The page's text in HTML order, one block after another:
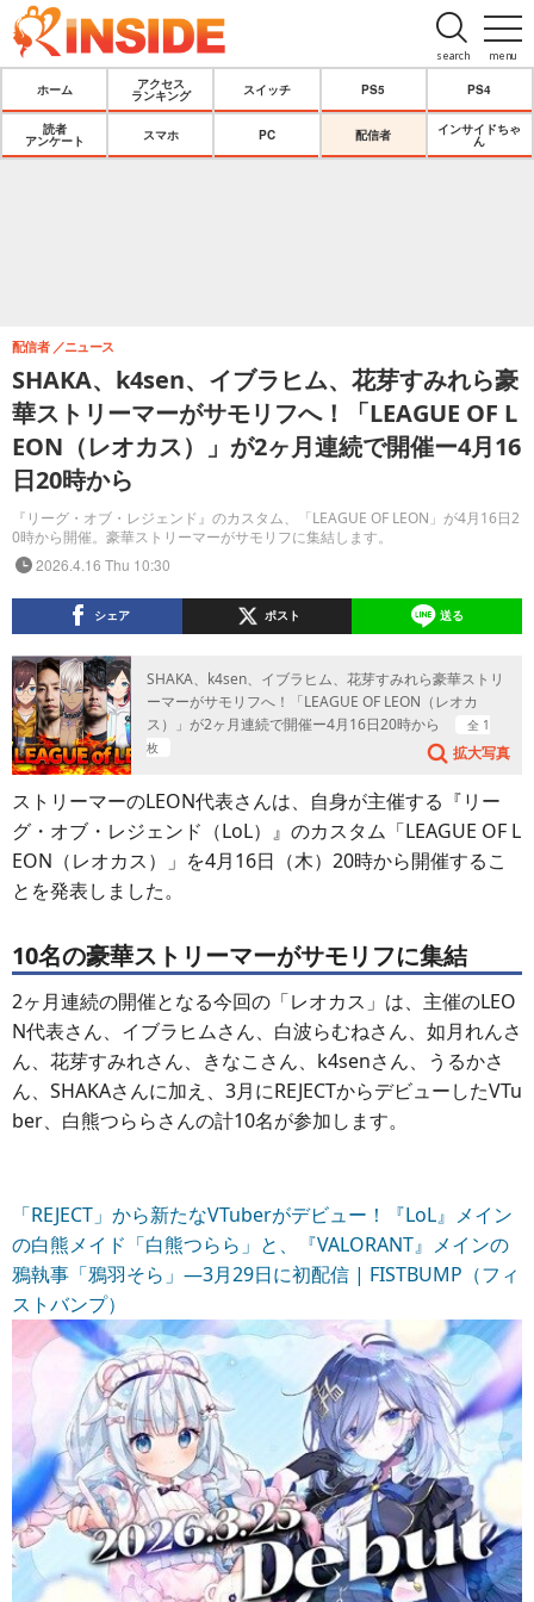
menu
search
ホーム
アクセス
ランキング
スイッチ PS5 PS4
読者
アンケート
スマホ PC 配信者
インサイドちゃ
ん
SHAKA、k4sen、イブラヒム、花芽すみれら豪
華ストリーマーがサモリフへ！「LEAGUE OF L
EON（レオカス）」が2ヶ月連続で開催ー4月16
日20時から
『リーグ・オブ・レジェンド』のカスタム、「LEAGUE OF LEON」が4月16日2
0時から開催。豪華ストリーマーがサモリフに集結します。
配信者 ニュース
2026.4.16 Thu 10:30
シェア ポスト 送る
SHAKA、k4sen、イブラヒム、花芽すみれら豪華ストリ
ーマーがサモリフへ！「LEAGUE OF LEON（レオカ
ス）」が2ヶ月連続で開催ー4月16日20時から
全 1
枚
拡大写真
ストリーマーのLEON代表さんは、自身が主催する『リー
グ・オブ・レジェンド（LoL）』のカスタム「LEAGUE OF L
EON（レオカス）」を4月16日（木）20時から開催するこ
とを発表しました。
10名の豪華ストリーマーがサモリフに集結
2ヶ月連続の開催となる今回の「レオカス」は、主催のLEO
N代表さん、イブラヒムさん、白波らむねさん、如月れんさ
ん、花芽すみれさん、きなこさん、k4senさん、うるかさ
ん、SHAKAさんに加え、3月にREJECTからデビューしたVTu
ber、白熊つららさんの計10名が参加します。
「REJECT」から新たなVTuberがデビュー！『LoL』メイン
の白熊メイド「白熊つらら」と、『VALORANT』メインの
鴉執事「鴉羽そら」―3月29日に初配信 | FISTBUMP（フィ
ストバンプ）